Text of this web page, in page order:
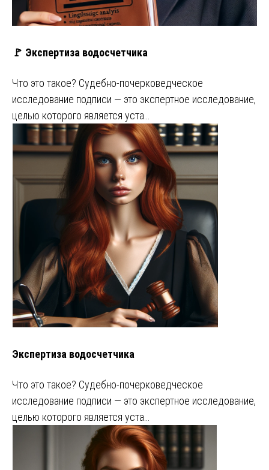
🚩 Экспертиза водосчетчика
Что это такое? Судебно-почерковедческое
исследование подписи — это экспертное исследование,
целью которого является уста…
Экспертиза водосчетчика
Что это такое? Судебно-почерковедческое
исследование подписи — это экспертное исследование,
целью которого является уста…